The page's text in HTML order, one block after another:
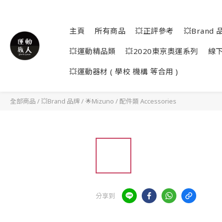
主頁 所有商品 💥正評參考 💥Brand
💥運動精品類 💥2020東京奧運系列 線
💥運動器材 ( 學校 機構 等合用 )
全部商品 /💥Brand 品牌/🌟Mizuno /配件類 Accessories
分享到